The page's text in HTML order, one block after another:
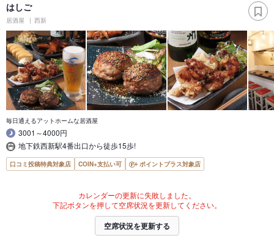
はしご
居酒屋 西新
毎日通えるアットホームな居酒屋
3001～4000円
地下鉄西新駅4番出口から徒歩15歩!
口コミ投稿特典対象店 COIN+支払い可 ポイントプラス対象店
カレンダーの更新に失敗しました。
下記ボタンを押して空席状況を更新してください。
空席状況を更新する